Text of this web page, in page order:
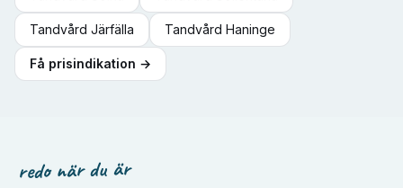
Tandvård Järfälla Tandvård Haninge
Få prisindikation →
redo när du är